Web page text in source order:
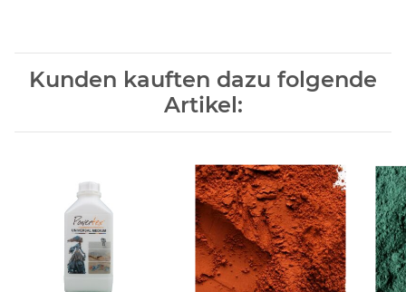
Kunden kauften dazu folgende
Artikel: